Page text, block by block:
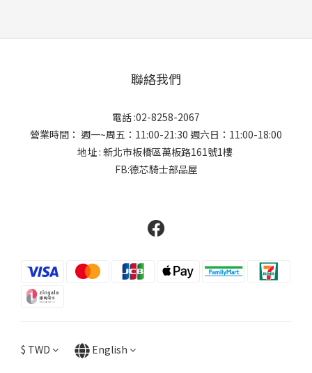
聯絡我們
電話 :02-8258-2067
營業時間： 週一~周五：11:00-21:30 週六日：11:00-18:00
地址 : 新北市板橋區萬板路161號1樓
FB:德芯騎士部品屋
$ TWD English